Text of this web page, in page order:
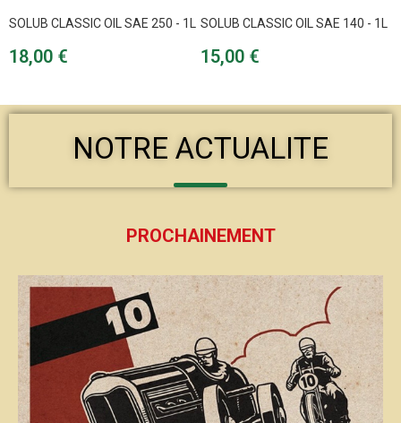
SOLUB CLASSIC OIL SAE 250 - 1L
Prix
18,00 €
SOLUB CLASSIC OIL SAE 140 - 1L
Prix
15,00 €
NOTRE ACTUALITE
PROCHAINEMENT